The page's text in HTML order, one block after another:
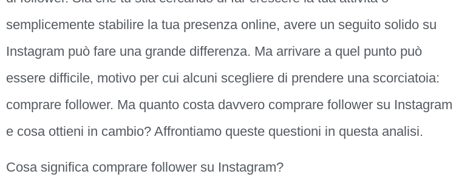
semplicemente stabilire la tua presenza online, avere un seguito solido su
Instagram può fare una grande differenza. Ma arrivare a quel punto può
essere difficile, motivo per cui alcuni scegliere di prendere una scorciatoia:
comprare follower. Ma quanto costa davvero comprare follower su Instagram
e cosa ottieni in cambio? Affrontiamo queste questioni in questa analisi.
Cosa significa comprare follower su Instagram?